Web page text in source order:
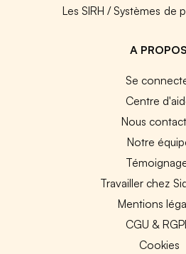
Les SIRH / Systèmes de
A PROPOS
Se
Centre
Nous
Notre
Travailler chez
Mentions
CGU &
Cookies